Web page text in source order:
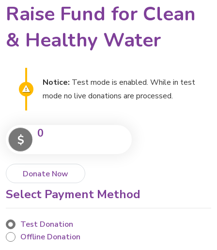
Raise Fund for Clean
& Healthy Water
Notice: Test mode is enabled. While in test
mode no live donations are processed.
$ 0
Donate Now
Select Payment Method
Test Donation
Offline Donation